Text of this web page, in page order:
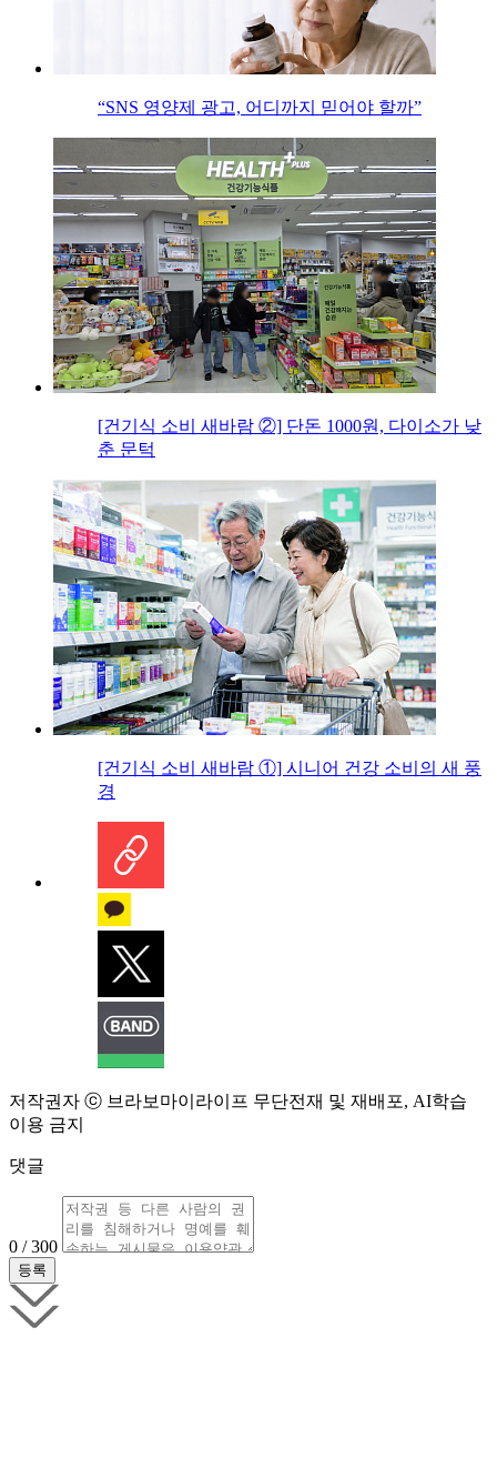
“SNS 영양제 광고, 어디까지 믿어야 할까”
[건기식 소비 새바람 ②] 단돈 1000원, 다이소가 낮
춘 문턱
[건기식 소비 새바람 ①] 시니어 건강 소비의 새 풍
경
저작권자 ⓒ 브라보마이라이프 무단전재 및 재배포, AI학습
이용 금지
댓글
0 / 300